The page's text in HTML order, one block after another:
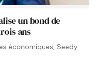
un bond de
ans
économiques, Seedy